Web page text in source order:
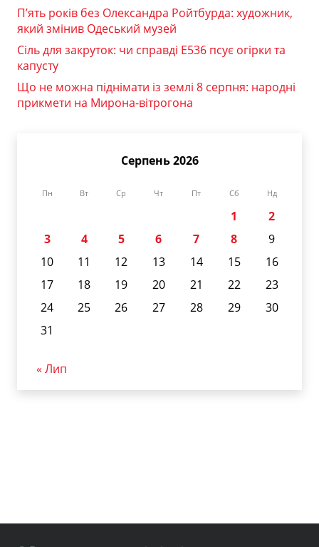
П’ять років без Олександра Ройтбурда: художник,
який змінив Одеський музей
Сіль для закруток: чи справді Е536 псує огірки та
капусту
Що не можна піднімати із землі 8 серпня: народні
прикмети на Мирона-вітрогона
Серпень 2026
Пн Вт Ср Чт Пт Сб Нд
1
2
3
4 5 6 7 8
9
10
11 12 13 14 15
16
17
18 19 20 21 22
23
24
25 26 27 28 29
30
31
« Лип